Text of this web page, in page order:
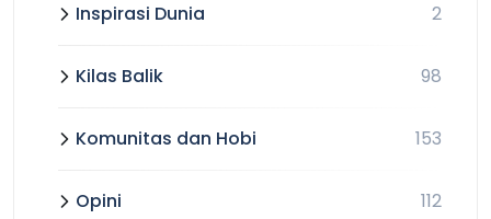
Inspirasi Dunia 2
Kilas Balik 98
Komunitas dan Hobi 153
Opini 112